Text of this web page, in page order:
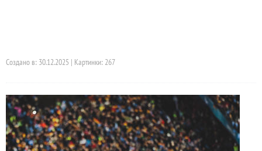
Создано в: 30.12.2025 | Картинки: 267